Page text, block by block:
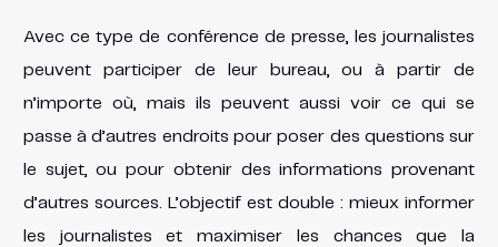
Avec ce type de conférence de presse, les journalistes
peuvent participer de leur bureau, ou à partir de
n’importe où, mais ils peuvent aussi voir ce qui se
passe à d’autres endroits pour poser des questions sur
le sujet, ou pour obtenir des informations provenant
d’autres sources. L’objectif est double : mieux informer
les journalistes et maximiser les chances que la